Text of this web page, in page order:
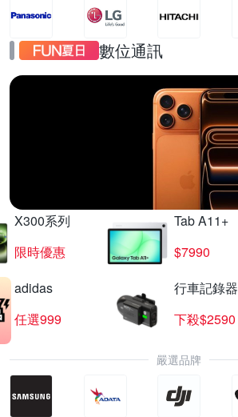
數位通訊
X300系列
限時優惠
Tab A11+
$7990
adidas
任選999
行車記錄器
下殺$2590
嚴選品牌